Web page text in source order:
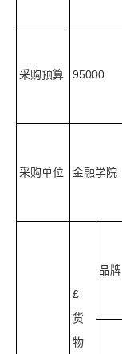
采购预算 95000
采购单位 金融学院
£
货
物
品牌